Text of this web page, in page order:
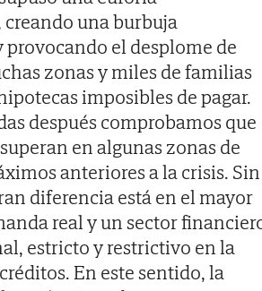
creando una burbuja
provocando el desplome de
zonas y miles de familias
imposibles de pagar.
después comprobamos que
en algunas zonas de
anteriores a la crisis. Sin
diferencia está en el mayor
real y un sector
estricto y restrictivo en la
En este sentido, la